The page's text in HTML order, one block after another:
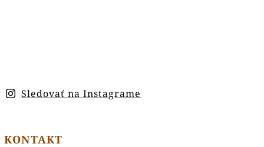
Sledovať na Instagrame
KONTAKT